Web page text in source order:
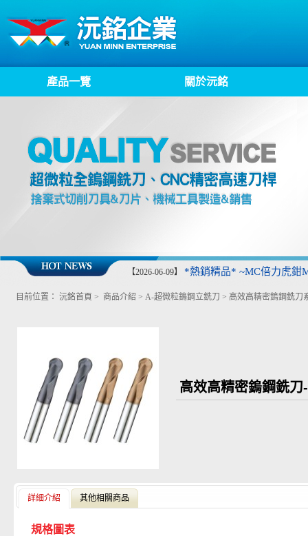
產品一覽 關於沅銘
【2026-06-09】 *熱銷精品* ~MC倍力虎鉗
目前位置： 沅銘首頁 > 商品介紹 > A-超微粒鵭鋼立銑刀 > 高效高精密鎢鋼銑刀
高效高精密鎢鋼銑刀
詳細介紹 其他相關商品
規格圖表